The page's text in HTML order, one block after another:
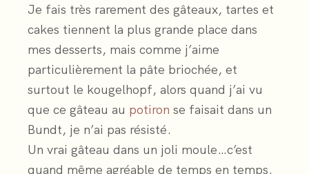
Je fais très rarement des gâteaux, tartes et
cakes tiennent la plus grande place dans
mes desserts, mais comme j’aime
particulièrement la pâte briochée, et
surtout le kougelhopf, alors quand j’ai vu
que ce gâteau au potiron se faisait dans un
Bundt, je n’ai pas résisté.
Un vrai gâteau dans un joli moule…c’est
quand même agréable de temps en temps.